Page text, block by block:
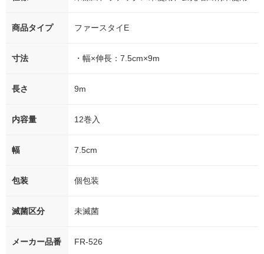
商品タイプ ファースタイE
寸法 ・幅×伸長：7.5cm×9m
長さ 9m
内容量 12巻入
幅 7.5cm
包装 個包装
滅菌区分 未滅菌
メーカー品番 FR-526